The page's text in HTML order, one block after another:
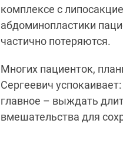
комплексе с
абдоминопластики
частично потеряются.
Многих пациенток,
Сергеевич
главное – выждать
вмешательства для